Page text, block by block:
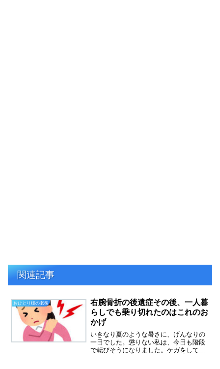
関連記事
おひとり様の老後
右腕骨折の後遺症その後、一人暮
らしでも乗り切れたのはこれのお
かげ
いきなり夏のような暑さに、げんなりの
一日でした。懲りない私は、今日も階段
で転びそうになりました。ケガをしてし